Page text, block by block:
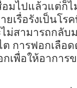
อมไปแล้วแต่ก็
เรื่อรังเป็นโร
ม่สามารถกลับ
การฟอกเลือ
กเพื่อให้อากา